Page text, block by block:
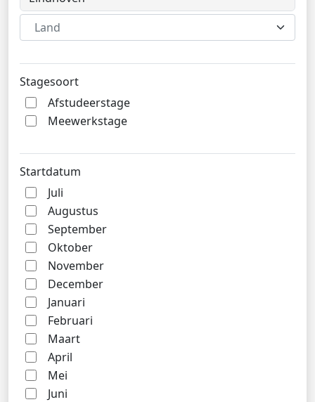
Land
Stagesoort
Afstudeerstage
Meewerkstage
Startdatum
Juli
Augustus
September
Oktober
November
December
Januari
Februari
Maart
April
Mei
Juni